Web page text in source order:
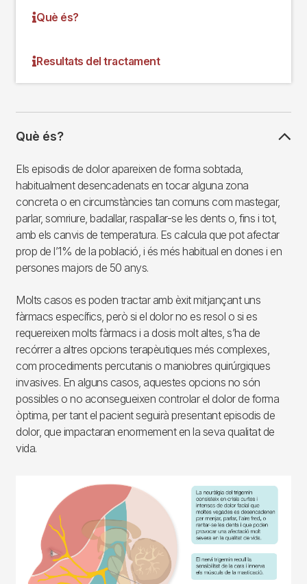
Què és?
Resultats del tractament
Què és?
Els episodis de dolor apareixen de forma sobtada,
habitualment desencadenats en tocar alguna zona
concreta o en circumstàncies tan comuns com mastegar,
parlar, somriure, badallar, raspallar-se les dents o, fins i tot,
amb els canvis de temperatura. Es calcula que pot afectar
prop de l’1% de la població, i és més habitual en dones i en
persones majors de 50 anys.
Molts casos es poden tractar amb èxit mitjançant uns
fàrmacs específics, però si el dolor no es resol o si es
requereixen molts fàrmacs i a dosis molt altes, s’ha de
recórrer a altres opcions terapèutiques més complexes,
com procediments percutanis o maniobres quirúrgiques
invasives. En alguns casos, aquestes opcions no són
possibles o no aconsegueixen controlar el dolor de forma
òptima, per tant el pacient seguirà presentant episodis de
dolor, que impactaran enormement en la seva qualitat de
vida.